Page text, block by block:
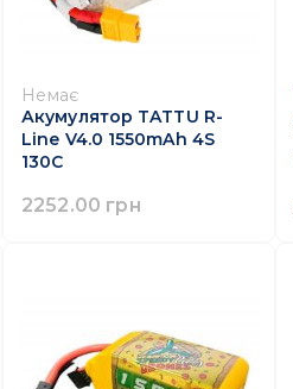
Немає
Акумулятор TATTU R-
Line V4.0 1550mAh 4S
130C
2252.00 грн